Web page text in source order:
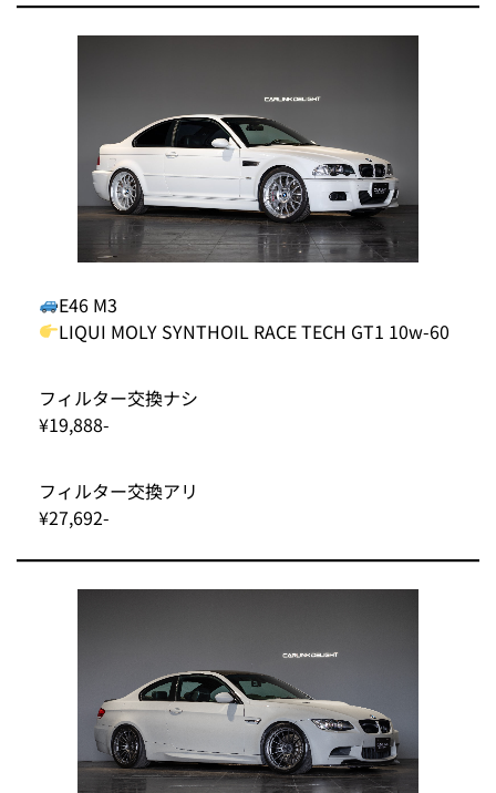
E46 M3
LIQUI MOLY SYNTHOIL RACE TECH GT1 10w-60
フィルター交換ナシ
¥19,888-
フィルター交換アリ
¥27,692-